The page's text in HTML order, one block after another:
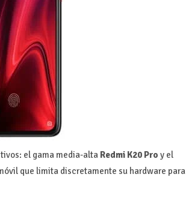
el gama media-alta Redmi K20 Pro y el
que limita discretamente su hardware para